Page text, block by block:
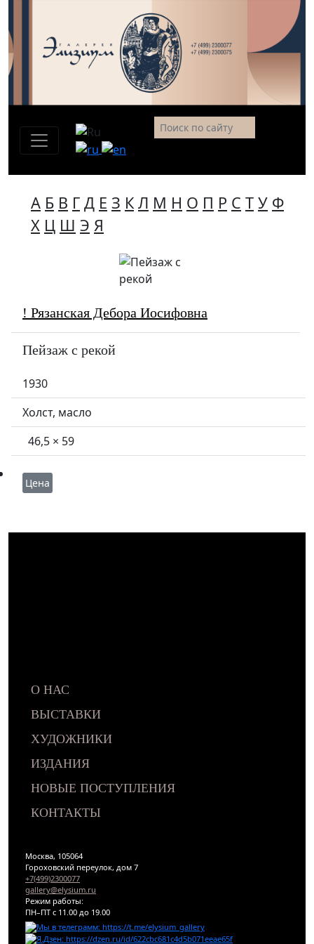
А Б В Г Д Е З К Л М Н О П Р С Т У Ф
Х Ц Ш Э Я
! Рязанская Дебора Иосифовна
Пейзаж с рекой
1930
Холст, масло
46,5 × 59
Цена
О НАС
ВЫСТАВКИ
ХУДОЖНИКИ
ИЗДАНИЯ
НОВЫЕ ПОСТУПЛЕНИЯ
КОНТАКТЫ
Москва, 105064
Гороховский переулок, дом 7
+7(499)2300077
gallery@elysium.ru
Режим работы:
ПН–ПТ с 11.00 до 19.00